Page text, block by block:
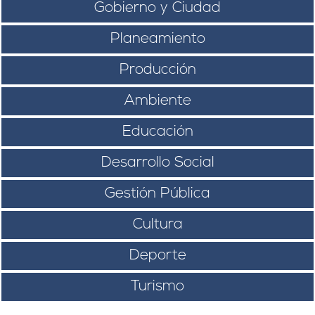
Gobierno y Ciudad
Planeamiento
Producción
Ambiente
Educación
Desarrollo Social
Gestión Pública
Cultura
Deporte
Turismo